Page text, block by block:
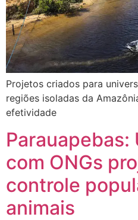
Projetos criados para
regiões isoladas da
efetividade
Parauapebas:
com ONGs
controle
animais